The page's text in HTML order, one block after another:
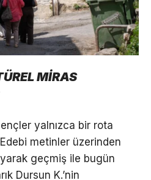
MİRAS
yalnızca bir rota
metinler üzerinden
geçmiş ile bugün
Dursun K.’nin